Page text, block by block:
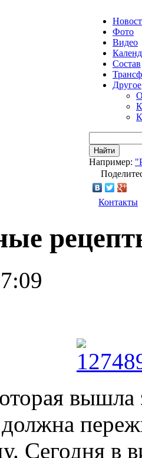
Фото
Видео
Состав
Другое
Найти
Например:
Контакты
вышла
Сегодня в